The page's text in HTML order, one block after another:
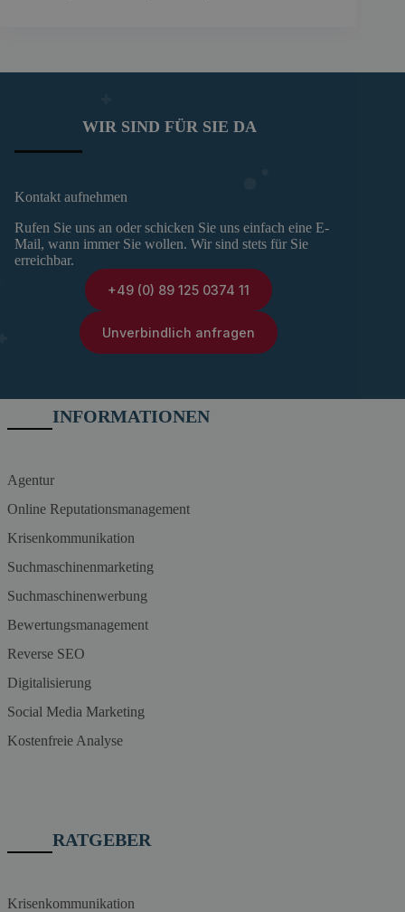
WIR SIND FÜR SIE DA
Kontakt aufnehmen
Rufen Sie uns an oder schicken Sie uns einfach eine E-
Mail, wann immer Sie wollen. Wir sind stets für Sie
erreichbar.
+49 (0) 89 125 0374 11
Unverbindlich anfragen
INFORMATIONEN
Agentur
Online Reputationsmanagement
Krisenkommunikation
Suchmaschinenmarketing
Suchmaschinenwerbung
Bewertungsmanagement
Reverse SEO
Digitalisierung
Social Media Marketing
Kostenfreie Analyse
RATGEBER
Krisenkommunikation